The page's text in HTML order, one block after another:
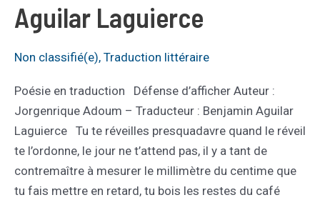
Aguilar Laguierce
Non classifié(e), Traduction littéraire
Poésie en traduction Défense d’afficher Auteur :
Jorgenrique Adoum – Traducteur : Benjamin Aguilar
Laguierce Tu te réveilles presquadavre quand le réveil
te l’ordonne, le jour ne t’attend pas, il y a tant de
contremaître à mesurer le millimètre du centime que
tu fais mettre en retard, tu bois les restes du café